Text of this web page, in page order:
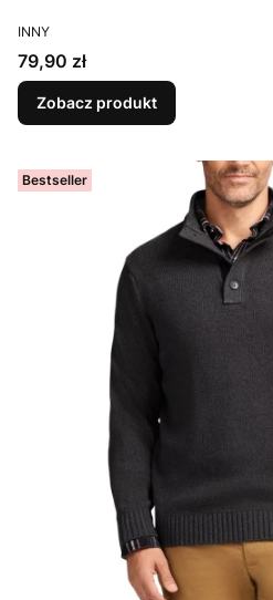
PRODUCENT
INNY
Cena
79,90 zł
Zobacz produkt
Bestseller